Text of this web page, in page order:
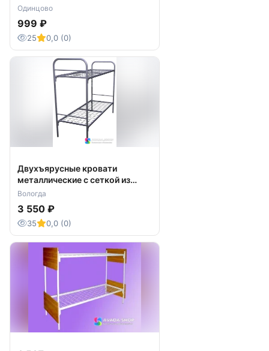
рабочих
Одинцово
999 ₽
25 0,0 (0)
Двухъярусные кровати
металлические с сеткой из
прокатной пружины
Вологда
3 550 ₽
35 0,0 (0)